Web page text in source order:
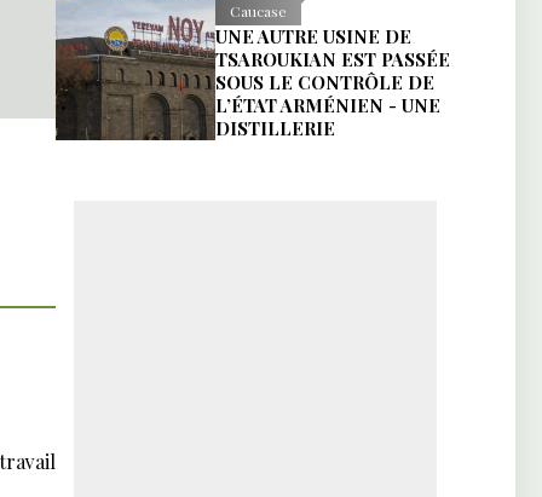
Caucase
UNE AUTRE USINE DE
TSAROUKIAN EST PASSÉE
SOUS LE CONTRÔLE DE
L’ÉTAT ARMÉNIEN - UNE
DISTILLERIE